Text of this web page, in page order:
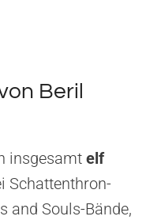
Beril
insgesamt elf
Schattenthron-
and Souls-Bände,